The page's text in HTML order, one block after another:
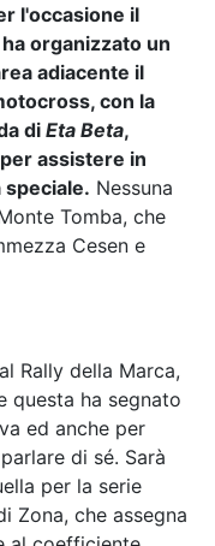
l'occasione il
organizzato un
adiacente il
con la
di Eta Beta,
assistere in
speciale. Nessuna
Tomba, che
Cesen e
Rally della Marca,
questa ha segnato
ed anche per
di sé. Sarà
per la serie
Zona, che assegna